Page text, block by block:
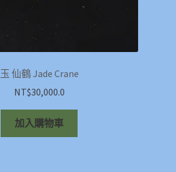
玉 仙鶴 Jade Crane
NT$30,000.0
加入購物車